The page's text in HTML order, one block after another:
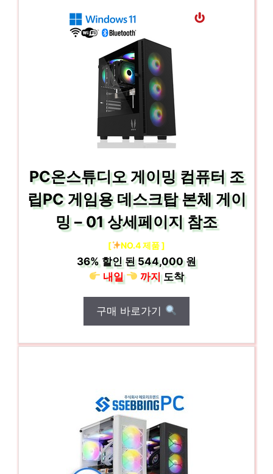
PC온스튜디오 게이밍 컴퓨터 조
립PC 게임용 데스크탑 본체 게이
밍 – 01 상세페이지 참조
[ NO.4 제품 ]
36% 할인 된544,000 원
내일
까지도착
구매 바로가기